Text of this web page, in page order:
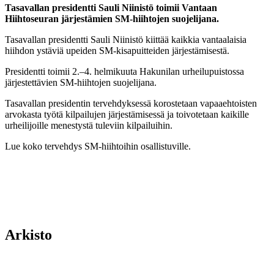
Tasavallan presidentti Sauli Niinistö toimii Vantaan
Hiihtoseuran järjestämien SM-hiihtojen suojelijana.
Tasavallan presidentti Sauli Niinistö kiittää kaikkia vantaalaisia
hiihdon ystäviä upeiden SM-kisapuitteiden järjestämisestä.
Presidentti toimii 2.–4. helmikuuta Hakunilan urheilupuistossa
järjestettävien SM-hiihtojen suojelijana.
Tasavallan presidentin tervehdyksessä korostetaan vapaaehtoisten
arvokasta työtä kilpailujen järjestämisessä ja toivotetaan kaikille
urheilijoille menestystä tuleviin kilpailuihin.
Lue koko tervehdys SM-hiihtoihin osallistuville.
Arkisto